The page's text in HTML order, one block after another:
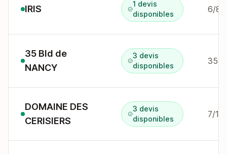
IRIS
1 devis
disponibles
6/8 r
35 Bld de
NANCY
3 devis
disponibles
35
DOMAINE DES
CERISIERS
3 devis
disponibles
7/10